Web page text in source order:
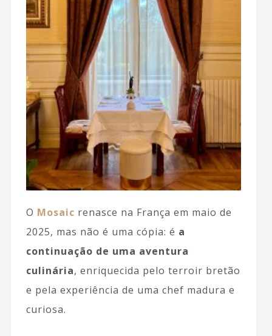
O Mosaic renasce na França em maio de
2025, mas não é uma cópia: é a
continuação de uma aventura
culinária, enriquecida pelo terroir bretão
e pela experiência de uma chef madura e
curiosa.